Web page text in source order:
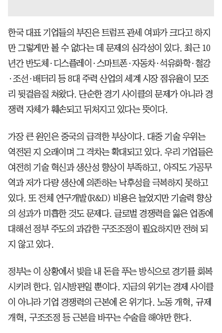
한국 대표 기업들의 부진은 트럼프 관세 여파가 크다고 하지
만 그렇게만 볼 수 없다는 데 문제의 심각성이 있다. 최근 10
년간 반도체·디스플레이·스마트폰·자동차·석유화학·철강
·조선·배터리 등 8대 주력 산업의 세계 시장 점유율이 모조
리 뒷걸음질 쳐왔다. 단순한 경기 사이클의 문제가 아니라 경
쟁력 자체가 훼손되고 뒤처지고 있다는 뜻이다.
가장 큰 원인은 중국의 급격한 부상이다. 대중 기술 우위는
역전된 지 오래이며 그 격차는 확대되고 있다. 우리 기업들은
여전히 기술 혁신과 생산성 향상이 부족하고, 아직도 가공무
역과 저가 다량 생산에 의존하는 낙후성을 극복하지 못하고
있다. 또 전체 연구개발(R&D) 비용은 늘었지만 기술력 향상
의 성과가 미흡한 것도 문제다. 글로벌 경쟁력을 잃은 업종에
대해선 정부 주도의 과감한 구조조정이 필요하지만 전혀 되
지 않고 있다.
정부는 이 상황에서 빚을 내 돈을 푸는 방식으로 경기를 회복
시키려 한다. 임시방편일 뿐이다. 지금의 위기는 경제 사이클
이 아니라 기업 경쟁력의 근본에 온 위기다. 노동 개혁, 규제
개혁, 구조조정 등 근본을 바꾸는 수술을 해야만 한다.